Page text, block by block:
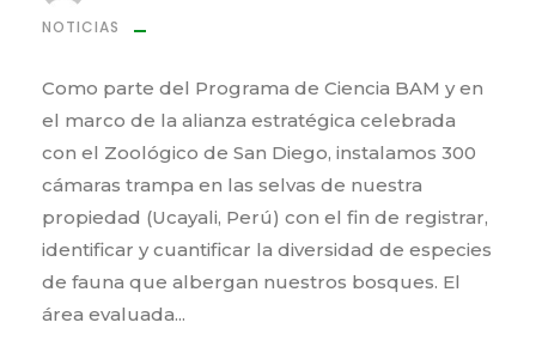
NOTICIAS
Como parte del Programa de Ciencia BAM y en
el marco de la alianza estratégica celebrada
con el Zoológico de San Diego, instalamos 300
cámaras trampa en las selvas de nuestra
propiedad (Ucayali, Perú) con el fin de registrar,
identificar y cuantificar la diversidad de especies
de fauna que albergan nuestros bosques. El
área evaluada...